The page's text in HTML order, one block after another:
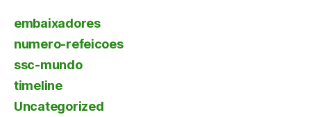
embaixadores
numero-refeicoes
ssc-mundo
timeline
Uncategorized